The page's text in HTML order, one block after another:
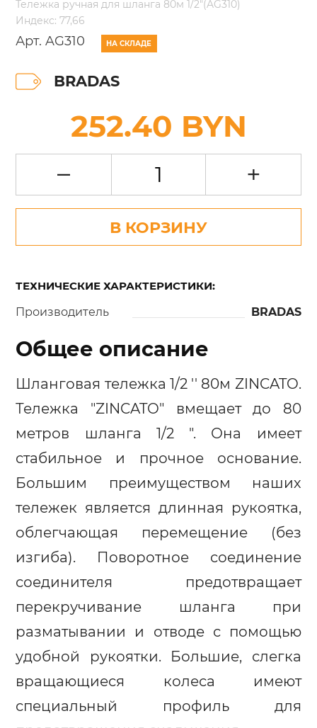
Тележка ручная для шланга 80м 1/2"(AG310)
Индекс: 77,66
Арт. AG310 НА СКЛАДЕ
BRADAS
252.40 BYN
+
–
В КОРЗИНУ
ТЕХНИЧЕСКИЕ ХАРАКТЕРИСТИКИ:
Производитель BRADAS
Общее описание
Шланговая тележка 1/2 '' 80м ZINCATO.
Тележка "ZINCATO" вмещает до 80
метров шланга 1/2 ". Она имеет
стабильное и прочное основание.
Большим преимуществом наших
тележек является длинная рукоятка,
облегчающая перемещение (без
изгиба). Поворотное соединение
соединителя предотвращает
перекручивание шланга при
разматывании и отводе с помощью
удобной рукоятки. Большие, слегка
вращающиеся колеса имеют
специальный профиль для